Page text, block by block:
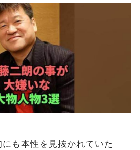
も本性を見抜かれていた